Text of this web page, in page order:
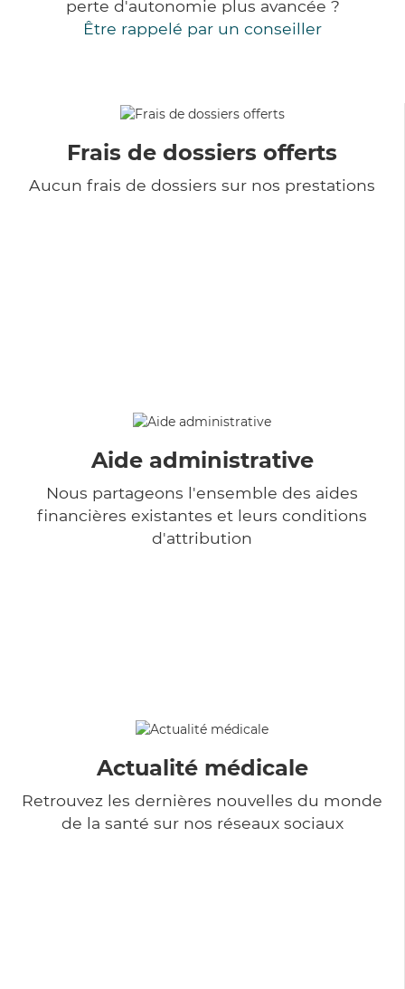
perte d'autonomie plus avancée ?
Être rappelé par un conseiller
Frais de dossiers offerts
Aucun frais de dossiers sur nos prestations
Aide administrative
Nous partageons l'ensemble des aides
financières existantes et leurs conditions
d'attribution
Actualité médicale
Retrouvez les dernières nouvelles du monde
de la santé sur nos réseaux sociaux